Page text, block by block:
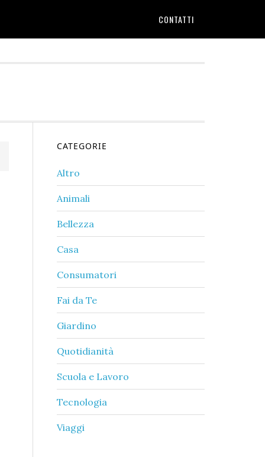
CONTATTI
Primary
Sidebar
CATEGORIE
Altro
Animali
Bellezza
Casa
Consumatori
Fai da Te
Giardino
Quotidianità
Scuola e Lavoro
Tecnologia
Viaggi